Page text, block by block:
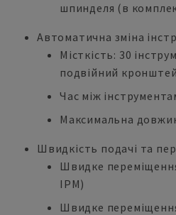
шпинделя (в
Автоматична зміна
Місткість: 30
подвійний
Час між
Максимальна
Швидкість подачі та
Швидке
IPM)
Швидке